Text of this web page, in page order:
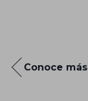
Conoce